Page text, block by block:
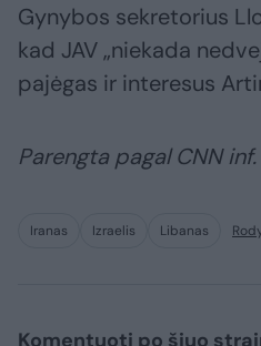
Gynybos sekretorius
kad JAV „niekada
pajėgas ir interesus
Parengta pagal CNN inf.
Iranas Izraelis Libanas
Komentuoti po šiuo